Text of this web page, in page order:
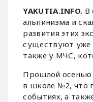
YAKUTIA.INFO. В
альпинизма и
развития этих
существуют уже
также у МЧС,
Прошлой осенью
в школе №2, что
событиях, а